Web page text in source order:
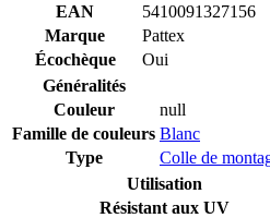
EAN
5410091327156
Marque
Pattex
Écochèque
Oui
Généralités
Couleur
null
Famille de couleurs Blanc
Type
Colle de
Utilisation
Résistant aux UV